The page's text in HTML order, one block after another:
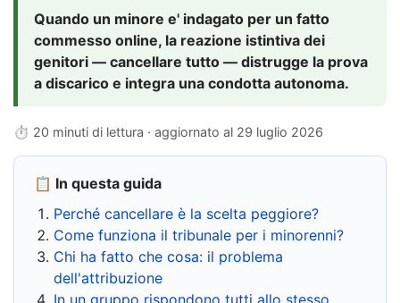
Quando un minore e' indagato per un fatto
commesso online, la reazione istintiva dei
genitori — cancellare tutto — distrugge la prova
a discarico e integra una condotta autonoma.
⏱ 20 minuti di lettura · aggiornato al 29 luglio 2026
📋 In questa guida
Perché cancellare è la scelta peggiore?
Come funziona il tribunale per i minorenni?
Chi ha fatto che cosa: il problema
dell'attribuzione
In un gruppo rispondono tutti allo stesso